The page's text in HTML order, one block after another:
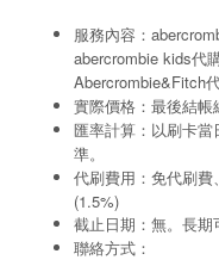
聯絡方式
服務內容：
abercrombie kids代
Abercrombie&Fitch
實際價格：最後結帳
匯率計算：以刷卡
準。
代刷費用：免代刷
(1.5%)
截止日期：無。長期
聯絡方式：